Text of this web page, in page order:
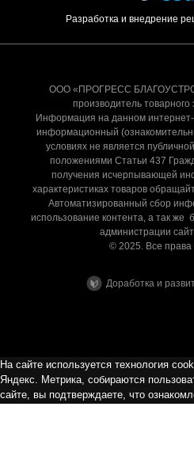
Разработка и внедрение
ООО «ПРОГРЕСС
производитель
Информация на данном интернет-
информационный
условиях не является
положениями Статьи 437
получения исчерпывающей
характеристиках товаров
Автоматизированный сбор
использование контента, а так же
администрации
© 2025. Все
Доработка и
На сайте используется технология
Яндекс. Метрика, собираются
сайте, вы подтверждаете, что